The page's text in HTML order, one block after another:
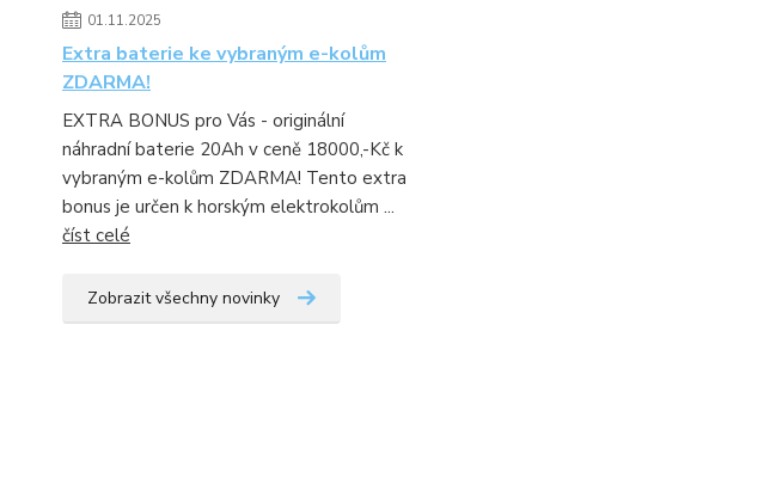
01.11.2025
Extra baterie ke vybraným e-kolům
ZDARMA!
EXTRA BONUS pro Vás - originální
náhradní baterie 20Ah v ceně 18000,-Kč k
vybraným e-kolům ZDARMA! Tento extra
bonus je určen k horským elektrokolům ...
číst celé
Zobrazit všechny novinky